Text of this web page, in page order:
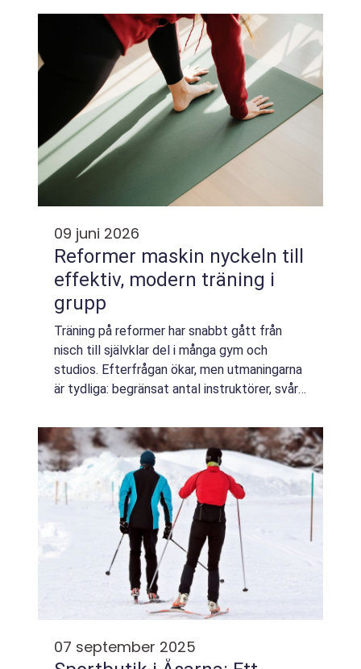
09 juni 2026
Reformer maskin nyckeln till
effektiv, modern träning i
grupp
Träning på reformer har snabbt gått från
nisch till självklar del i många gym och
studios. Efterfrågan ökar, men utmaningarna
är tydliga: begränsat antal instruktörer, svår
under stora delar av dagen. Samtidigt vi...
07 september 2025